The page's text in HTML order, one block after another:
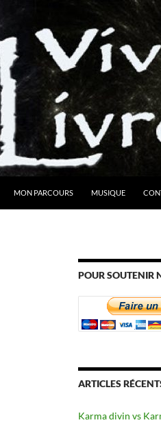
MON PARCOURS MUSIQUE
POUR SOUTENIR
ARTICLES
Karma divin vs